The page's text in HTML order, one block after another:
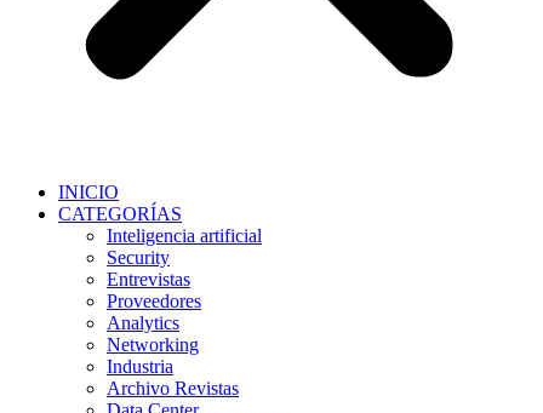
INICIO
CATEGORÍAS
Inteligencia artificial
Security
Entrevistas
Proveedores
Analytics
Networking
Industria
Archivo Revistas